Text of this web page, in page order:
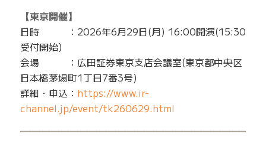
【東京開催】
日時 ：2026年6月29日(月) 16:00開演(15:30
受付開始)
会場 ：広田証券東京支店会議室(東京都中央区
日本橋茅場町1丁目7番3号)
詳細・申込： https://www.ir-
channel.jp/event/tk260629.html